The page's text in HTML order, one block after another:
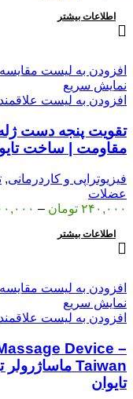
اطلاعات بیشتر
افزودن به لیست
نمایش سریع
افزودن به لیست
مقاومت | ساخت
فیزیوتراپی و کاردرمانی,
عضلات
۲۴۰,۰۰۰ تومان –
اطلاعات بیشتر
افزودن به لیست
نمایش سریع
افزودن به لیست
Device –
تایوان